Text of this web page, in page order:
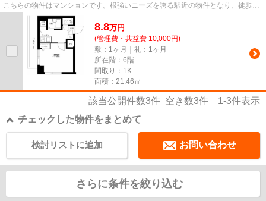
こちらの物件はマンションです。根強いニーズを誇る駅近の物件となり、徒歩8
分に駅があります。こちらの...
8.8万円
(管理費・共益費 10,000円)
敷：1ヶ月｜礼：1ヶ月
所在階：6階
間取り：1K
面積：21.46㎡
該当公開件数3件 空き数3件 1-3件表示
チェックした物件をまとめて
お問い合わせ
検討リストに追加
さらに条件を絞り込む